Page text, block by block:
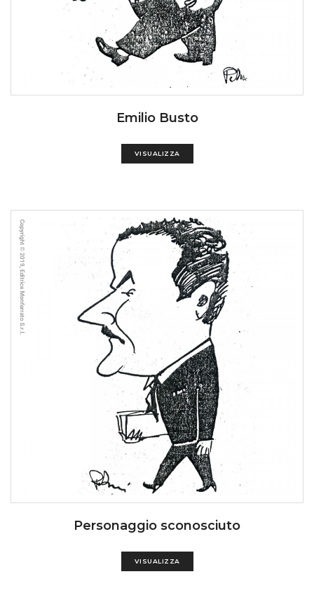
Emilio Busto
VISUALIZZA
Personaggio sconosciuto
VISUALIZZA